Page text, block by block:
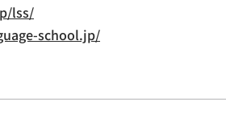
lss/
school.jp/